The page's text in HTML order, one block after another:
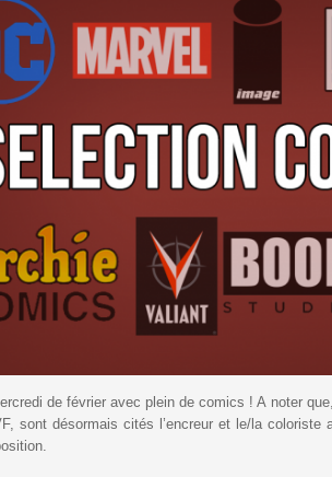
de février avec plein de comics ! A noter
sont désormais cités l’encreur et le/la coloriste